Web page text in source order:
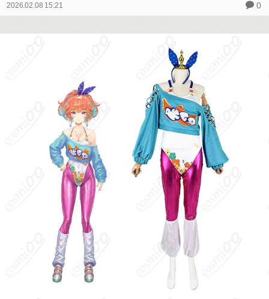
2026.02.08 15:21 0